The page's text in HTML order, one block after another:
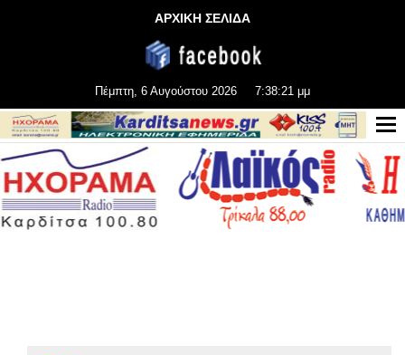
ΑΡΧΙΚΗ ΣΕΛΙΔΑ
Πέμπτη, 6 Αυγούστου 2026 7:38:22 μμ